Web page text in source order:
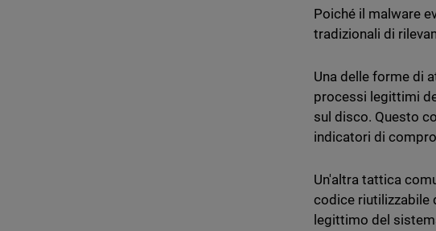
Poiché il malware
tradizionali di
Una delle forme di
processi legittimi
sul disco. Questo
indicatori di
Un'altra tattica
codice riutilizzabile
legittimo del